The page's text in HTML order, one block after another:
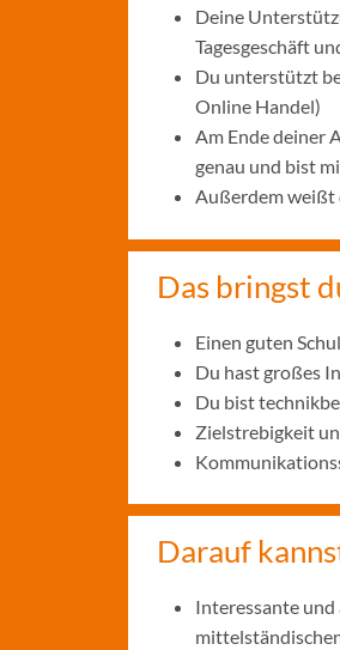
Deine
Tagesgeschäft
Du unterstützt
Online Handel)
Am Ende deiner
genau und bist
Außerdem weißt
Das bringst
Einen guten
Du hast großes
Du bist
Zielstrebigkeit
Darauf
Interessante